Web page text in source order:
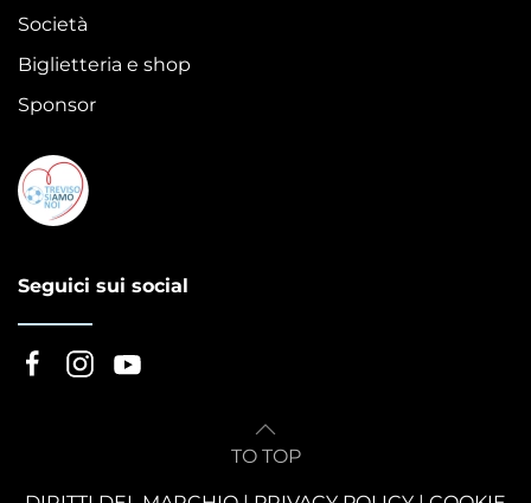
Società
Biglietteria e shop
Sponsor
Seguici sui social
TO TOP